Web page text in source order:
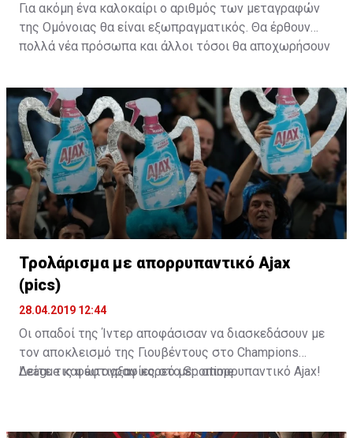
Για ακόμη ένα καλοκαίρι ο αριθμός των μεταγραφών
της Ομόνοιας θα είναι εξωπραγματικός. Θα έρθουν
πολλά νέα πρόσωπα και άλλοι τόσοι θα αποχωρήσουν
θα κάνει ξανά την εμφάνιση της στους "πράσινους".
Τρολάρισμα με απορρυπαντικό Ajax
(pics)
28.04.2019 12:44
Οι οπαδοί της Ίντερ αποφάσισαν να διασκεδάσουν με
τον αποκλεισμό της Γιουβέντους στο Champions
League και έφτιαξαν κορεό με... απορρυπαντικό Ajax!
Δείτε τις φωτογραφίες στοSportime